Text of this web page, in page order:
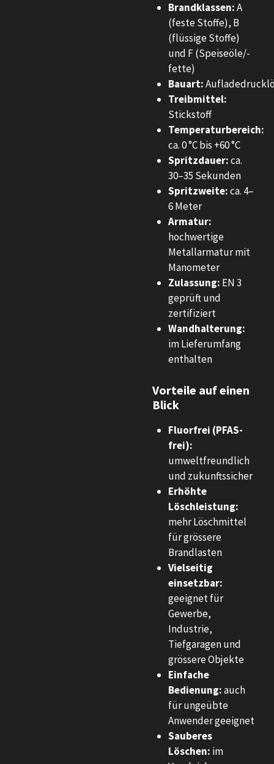
Brandklassen:A
(feste Stoffe), B
(flüssige Stoffe)
und F (Speiseöle/-
fette)
Bauart:
Treibmittel:
Stickstoff
Temperaturbereich:
ca. 0 °C bis +60 °C
Spritzdauer:ca.
30–35 Sekunden
Spritzweite:ca. 4–
6 Meter
Armatur:
hochwertige
Metallarmatur mit
Manometer
Zulassung: EN 3
geprüft und
zertifiziert
Wandhalterung:
im Lieferumfang
enthalten
Vorteile auf einen
Blick
Fluorfrei (PFAS-
frei):
umweltfreundlich
und zukunftssicher
Erhöhte
Löschleistung:
mehr Löschmittel
für grössere
Brandlasten
Vielseitig
einsetzbar:
geeignet für
Gewerbe,
Industrie,
Tiefgaragen und
grössere Objekte
Einfache
Bedienung:auch
für ungeübte
Anwender geeignet
Sauberes
Löschen: im